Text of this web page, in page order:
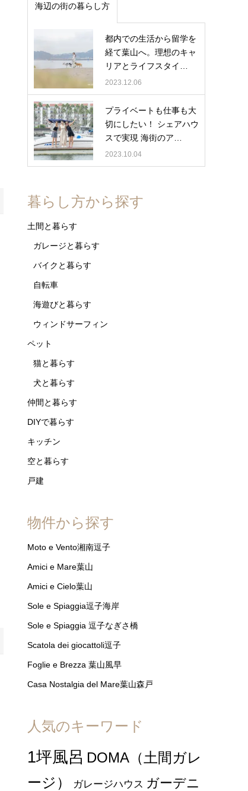
海辺の街の暮らし方
都内での生活から留学を
経て葉山へ。理想のキャ
リアとライフスタイ…
2023.12.06
プライベートも仕事も大
切にしたい！ シェアハウ
スで実現 海街のア…
2023.10.04
暮らし方から探す
土間と暮らす
ガレージと暮らす
バイクと暮らす
自転車
海遊びと暮らす
ウィンドサーフィン
ペット
猫と暮らす
犬と暮らす
仲間と暮らす
DIYで暮らす
キッチン
空と暮らす
戸建
物件から探す
Moto e Vento湘南逗子
Amici e Mare葉山
Amici e Cielo葉山
Sole e Spiaggia逗子海岸
Sole e Spiaggia 逗子なぎさ橋
Scatola dei giocattoli逗子
Foglie e Brezza 葉山風早
Casa Nostalgia del Mare葉山森戸
人気のキーワード
1坪風呂 DOMA（土間ガレ
ージ）
ガレージハウス ガーデニ